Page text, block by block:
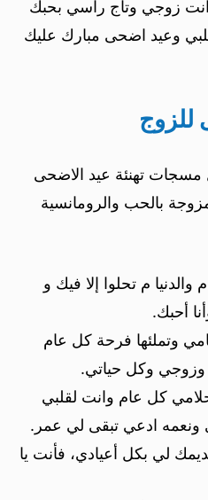
زوجي وتاج راسي بحبك
وعيد اضحى مبارك عليك
للزوج
مسجات تهنئة عيد الاضحى
بالحب والرومانسية
م تحلوا إلا فيك و
أحبك.
وتملئها فرحة كل عام
وزوجي وكل حياتي.
كل عام وانت لقلبي
ادعي تبقى لي عمر.
لي بكل أعيادي، فأنت يا